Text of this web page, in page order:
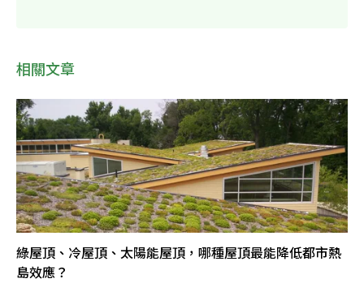
相關文章
綠屋頂、冷屋頂、太陽能屋頂，哪種屋頂最能降低都市熱
島效應？